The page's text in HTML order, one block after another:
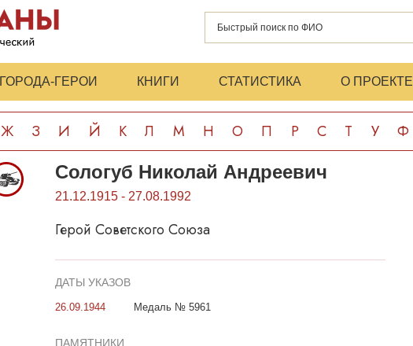
ГОРОДА-ГЕРОИ КНИГИ СТАТИСТИКА О ПРОЕКТЕ
Ж З И Й К Л М Н О П Р С Т У Ф
Сологуб Николай Андреевич
21.12.1915 - 27.08.1992
Герой Советского Союза
ДАТЫ УКАЗОВ
26.09.1944 Медаль № 5961
ПАМЯТНИКИ